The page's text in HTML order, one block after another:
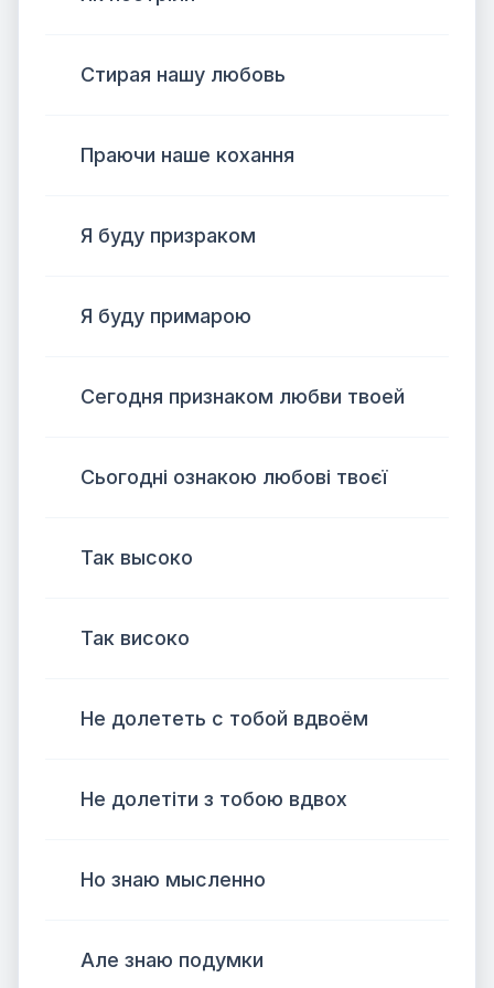
Стирая нашу любовь
Праючи наше кохання
Я буду призраком
Я буду примарою
Сегодня признаком любви твоей
Сьогодні ознакою любові твоєї
Так высоко
Так високо
Не долететь с тобой вдвоём
Не долетіти з тобою вдвох
Но знаю мысленно
Але знаю подумки